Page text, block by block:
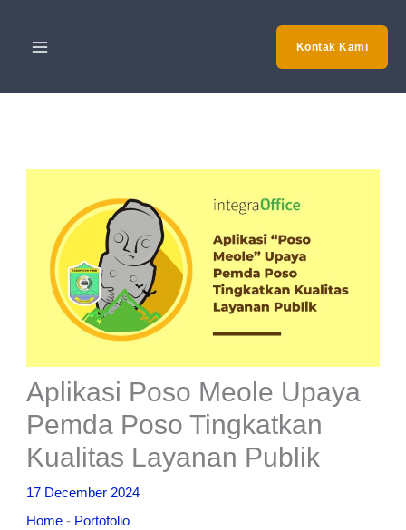
Kontak Kami
Aplikasi Poso Meole Upaya
Pemda Poso Tingkatkan
Kualitas Layanan Publik
17 December 2024
Home - Portofolio